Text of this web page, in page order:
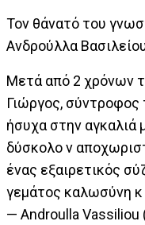
Τον θάνατό του
Ανδρούλλα
Μετά από 2 χρόνων
Γιώργος, σύντροφος
ήσυχα στην αγκαλιά
δύσκολο ν
ένας εξαιρετικός
γεμάτος καλωσύνη κ
— Androulla Vassiliou